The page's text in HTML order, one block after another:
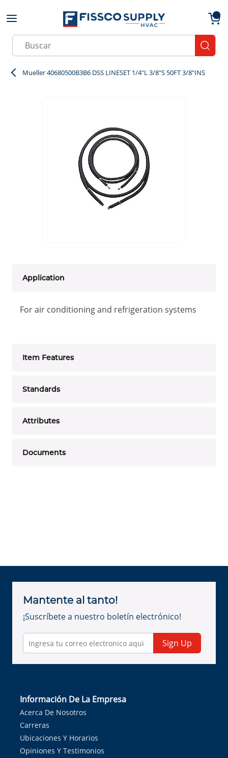
Skip to main content
Site Search
Mueller 40680500B3B6 DSS LINESET 1/4"L 3/8"S 50FT 3/8"INS
Application
For air conditioning and refrigeration systems
Item Features
Standards
Attributes
Documents
Mantente al tanto!
¡Suscríbete a nuestro boletín electrónico!
Sign Up
Información De La Empresa
Acerca De Nosotros
Carreras
Ubicaciones Y Horarios
Opiniones Y Testimonios